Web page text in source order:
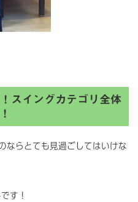
スイングカテゴリ全体
ならとても見過ごしてはいけな
す！